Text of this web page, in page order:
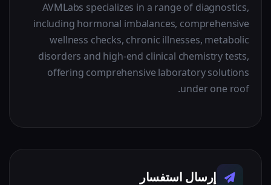
AVMLabs specializes in a range of diagnostics,
including hormonal imbalances, comprehensive
wellness checks, chronic illnesses, metabolic
disorders and high-end clinical chemistry tests,
offering comprehensive laboratory solutions
under one roof.
إرسال استفسار